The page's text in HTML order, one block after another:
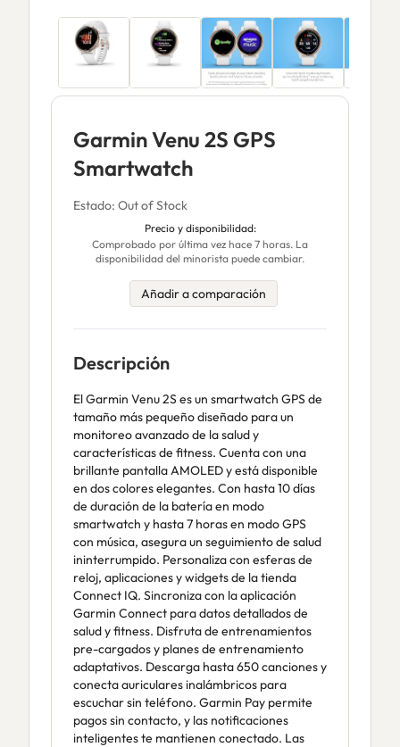
Garmin Venu 2S GPS
Smartwatch
Estado: Out of Stock
Precio y disponibilidad:
Comprobado por última vez hace 7 horas. La
disponibilidad del minorista puede cambiar.
Añadir a comparación
Descripción
El Garmin Venu 2S es un smartwatch GPS de
tamaño más pequeño diseñado para un
monitoreo avanzado de la salud y
características de fitness. Cuenta con una
brillante pantalla AMOLED y está disponible
en dos colores elegantes. Con hasta 10 días
de duración de la batería en modo
smartwatch y hasta 7 horas en modo GPS
con música, asegura un seguimiento de salud
ininterrumpido. Personaliza con esferas de
reloj, aplicaciones y widgets de la tienda
Connect IQ. Sincroniza con la aplicación
Garmin Connect para datos detallados de
salud y fitness. Disfruta de entrenamientos
pre-cargados y planes de entrenamiento
adaptativos. Descarga hasta 650 canciones y
conecta auriculares inalámbricos para
escuchar sin teléfono. Garmin Pay permite
pagos sin contacto, y las notificaciones
inteligentes te mantienen conectado. Las